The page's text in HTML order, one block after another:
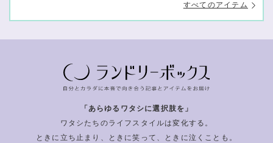
すべてのアイテム
「あらゆるワタシに選択肢を」
ワタシたちのライフスタイルは変化する。
ときに立ち止まり、ときに笑って、ときに泣くことも。